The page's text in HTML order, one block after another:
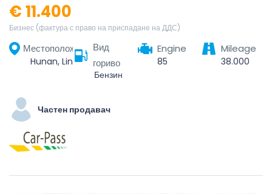
€ 11.400
Бизнес (фактура с право на приспадане на ДДС)
Местоположение
Hunan, Linchuan District, Fuzhou City, Jiangxi, China
Вид
гориво
Бензин
Engine
85
Mileage
38.000
Частен продавач